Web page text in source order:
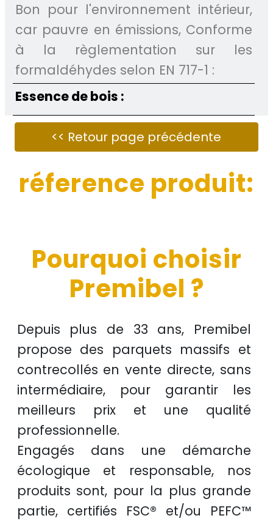
Bon pour l'environnement intérieur,
car pauvre en émissions, Conforme
à la règlementation sur les
formaldéhydes selon EN 717-1 :
Essence de bois :
réference produit:
Pourquoi choisir
Premibel ?
Depuis plus de 33 ans, Premibel
propose des parquets massifs et
contrecollés envente directe, sans
intermédiaire, pour garantir les
meilleurs prixet une qualité
professionnelle.
Engagés dans une démarche
écologique et responsable, nos
produits sont, pour la plus grande
partie, certifiés FSC® et/ou PEFC™